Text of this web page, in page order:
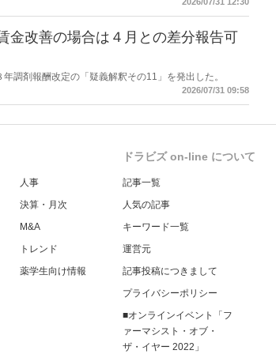
金改善の場合は４月との差分報告可
調剤報酬改定の「疑義解釈その11」を発出した。
2026/07/31 09:58
人事
決算・月次
M&A
トレンド
薬学生向け情報
ドラビズ on-line について
記事一覧
人気の記事
キーワード一覧
運営元
記事投稿につきまして
プライバシーポリシー
■オンラインイベント「フ
ァーマシスト・オブ・
ザ・イヤー 2022」